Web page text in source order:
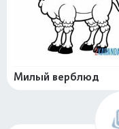
Милый верблюд